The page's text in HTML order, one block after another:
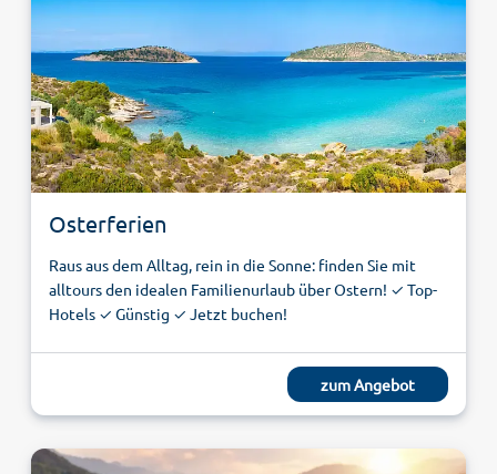
Osterferien
Raus aus dem Alltag, rein in die Sonne: finden Sie mit
alltours den idealen Familienurlaub über Ostern! ✓ Top-
Hotels ✓ Günstig ✓ Jetzt buchen!
zum Angebot